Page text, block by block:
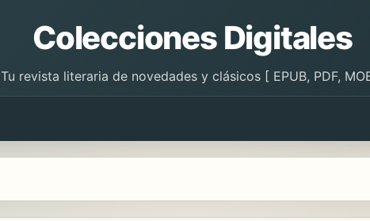
Colecciones Digitales
Tu revista literaria de novedades y clásicos [ EPUB, PDF,